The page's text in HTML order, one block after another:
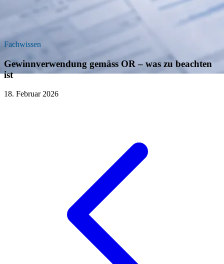
Fachwissen
Gewinnverwendung gemäss OR – was zu beachten
ist
18. Februar 2026